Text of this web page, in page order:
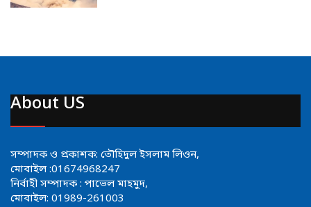
About US
সম্পাদক ও প্রকাশক: তৌহিদুল ইসলাম লিওন,
মোবাইল :01674968247
নির্বাহী সম্পাদক : পাভেল মাহমুদ,
মোবাইল: 01989-261003